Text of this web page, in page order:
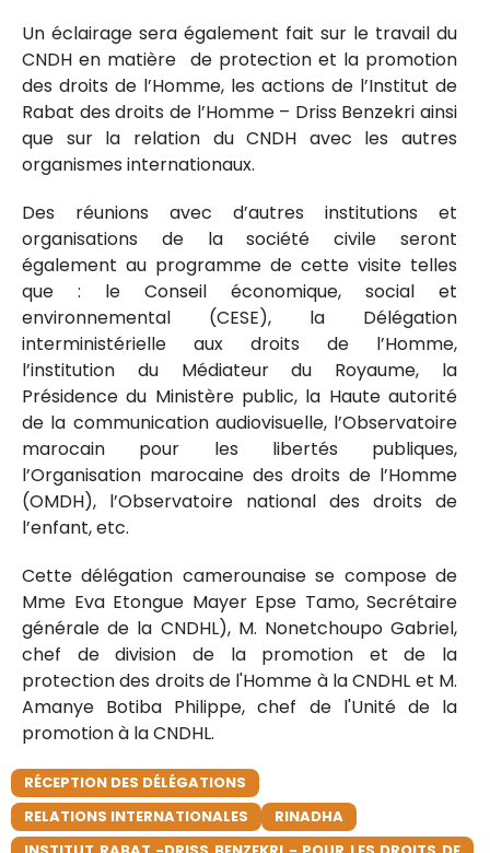
Un éclairage sera également fait sur le travail du
CNDH en matière de protection et la promotion
des droits de l’Homme, les actions de l’Institut de
Rabat des droits de l’Homme – Driss Benzekri ainsi
que sur la relation du CNDH avec les autres
organismes internationaux.
Des réunions avec d’autres institutions et
organisations de la société civile seront
également au programme de cette visite telles
que : le Conseil économique, social et
environnemental (CESE), la Délégation
interministérielle aux droits de l’Homme,
l’institution du Médiateur du Royaume, la
Présidence du Ministère public, la Haute autorité
de la communication audiovisuelle, l’Observatoire
marocain pour les libertés publiques,
l’Organisation marocaine des droits de l’Homme
(OMDH), l’Observatoire national des droits de
l’enfant, etc.
Cette délégation camerounaise se compose de
Mme Eva Etongue Mayer Epse Tamo, Secrétaire
générale de la CNDHL), M. Nonetchoupo Gabriel,
chef de division de la promotion et de la
protection des droits de l'Homme à la CNDHL et M.
Amanye Botiba Philippe, chef de l'Unité de la
promotion à la CNDHL.
RÉCEPTION DES DÉLÉGATIONS
RELATIONS INTERNATIONALES
RINADHA